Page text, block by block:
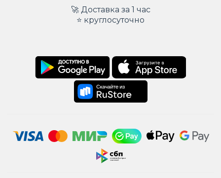
🚀 Доставка за 1 час
⭐ круглосуточно